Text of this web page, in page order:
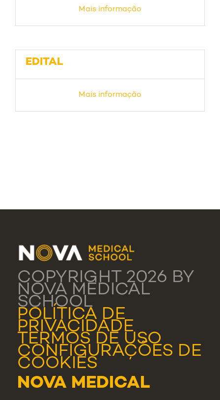
Mais informação
EDITAL
Mais informação
COPYRIGHT 2026 BY
NOVA MEDICAL
SCHOOL
POLÍTICA DE
PRIVACIDADE
TERMOS DE USO
CONFIGURAÇÕES DE
COOKIES
NOVA MEDICAL